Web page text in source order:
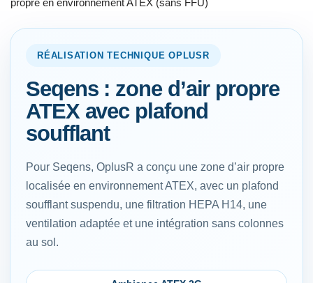
propre en environnement ATEX (sans FFU)
RÉALISATION TECHNIQUE OPLUSR
Seqens : zone d’air propre
ATEX avec plafond
soufflant
Pour Seqens, OplusR a conçu une zone d’air propre
localisée en environnement ATEX, avec un plafond
soufflant suspendu, une filtration HEPA H14, une
ventilation adaptée et une intégration sans colonnes
au sol.